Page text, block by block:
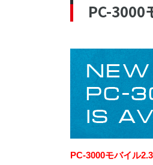
PC-3000
PC-3000モバイル